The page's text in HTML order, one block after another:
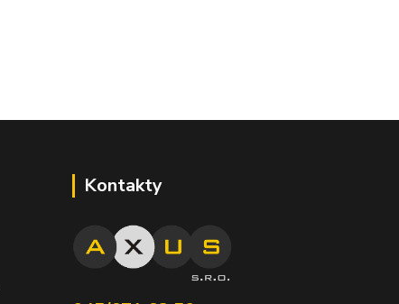
Kontakty